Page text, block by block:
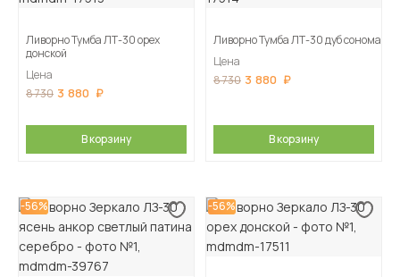
Ливорно Тумба ЛТ-30 орех
донской
Цена
8 730 3 880
В корзину
Ливорно Тумба ЛТ-30 дуб сонома
Цена
8 730 3 880
В корзину
-56% -56%